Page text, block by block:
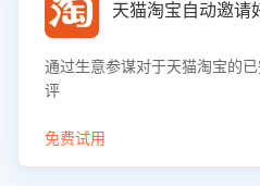
天猫淘宝自动邀请
通过生意参谋对于天猫淘宝的
评
免费试用